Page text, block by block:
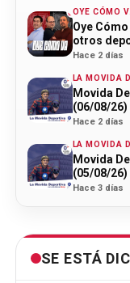
OYE CÓMO
Oye
otros
Hace 2 días
LA MOVIDA
Movida
(06/08/26)
Hace 2 días
LA MOVIDA
Movida
(05/08/26)
Hace 3 días
SE ESTÁ